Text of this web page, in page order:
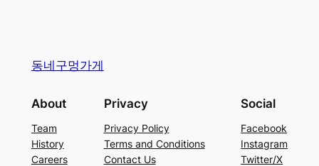
동네구멍가게
About
Team
History
Careers
Privacy
Privacy Policy
Terms and Conditions
Contact Us
Social
Facebook
Instagram
Twitter/X